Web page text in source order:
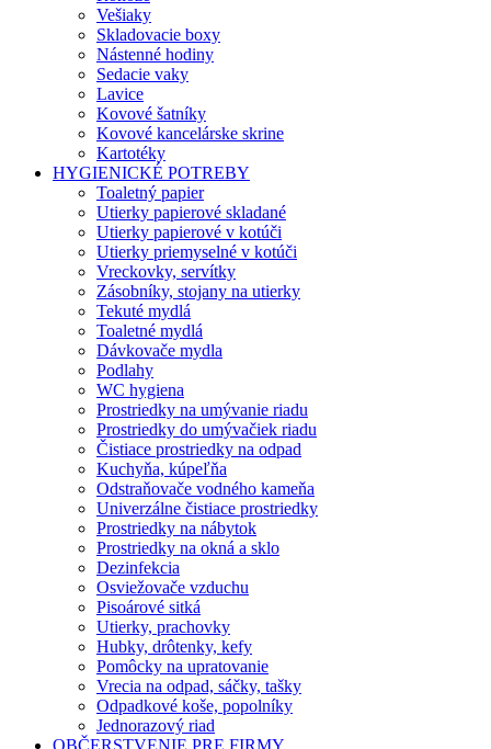
Vešiaky
Skladovacie boxy
Nástenné hodiny
Sedacie vaky
Lavice
Kovové šatníky
Kovové kancelárske skrine
Kartotéky
HYGIENICKÉ POTREBY
Toaletný papier
Utierky papierové skladané
Utierky papierové v kotúči
Utierky priemyselné v kotúči
Vreckovky, servítky
Zásobníky, stojany na utierky
Tekuté mydlá
Toaletné mydlá
Dávkovače mydla
Podlahy
WC hygiena
Prostriedky na umývanie riadu
Prostriedky do umývačiek riadu
Čistiace prostriedky na odpad
Kuchyňa, kúpeľňa
Odstraňovače vodného kameňa
Univerzálne čistiace prostriedky
Prostriedky na nábytok
Prostriedky na okná a sklo
Dezinfekcia
Osviežovače vzduchu
Pisoárové sitká
Utierky, prachovky
Hubky, drôtenky, kefy
Pomôcky na upratovanie
Vrecia na odpad, sáčky, tašky
Odpadkové koše, popolníky
Jednorazový riad
OBČERSTVENIE PRE FIRMY